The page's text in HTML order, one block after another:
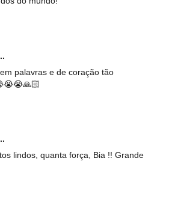
palavras e de coração tão
lindos, quanta força, Bia !! Grande